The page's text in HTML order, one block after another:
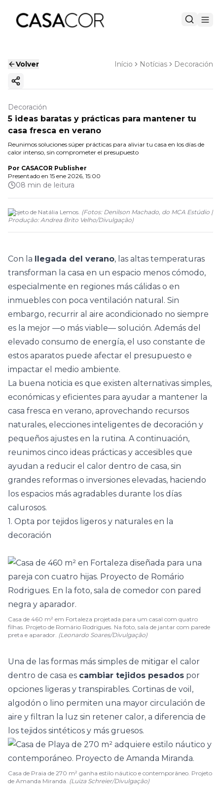
Volver Início Notícias Decoración
Copiar enlace
Decoración
5 ideas baratas y prácticas para mantener tu
casa fresca en verano
Reunimos soluciones súper prácticas para aliviar tu casa en los días de
calor intenso, sin comprometer el presupuesto
Por CASACOR Publisher
Presentado en 15 ene 2026, 15:00
08 min de leitura
Projeto de Natália Lemos. (Fotos: Denilson Machado, do MCA Estúdio |
Produção: Andrea Brito Velho/Divulgação)
Con la llegada del verano, las altas temperaturas
transforman la casa en un espacio menos cómodo,
especialmente en regiones más cálidas o en
inmuebles con poca ventilación natural. Sin
embargo, recurrir al aire acondicionado no siempre
es la mejor —o más viable— solución. Además del
elevado consumo de energía, el uso constante de
estos aparatos puede afectar el presupuesto e
impactar el medio ambiente.
La buena noticia es que existen alternativas simples,
económicas y eficientes para ayudar a mantener la
casa fresca en verano, aprovechando recursos
naturales, elecciones inteligentes de decoración y
pequeños ajustes en la rutina. A continuación,
reunimos cinco ideas prácticas y accesibles que
ayudan a reducir el calor dentro de casa, sin
grandes reformas o inversiones elevadas, haciendo
los espacios más agradables durante los días
calurosos.
1. Opta por tejidos ligeros y naturales en la
decoración
Casa de 460 m² em Fortaleza projetada para um casal com quatro
filhas. Projeto de Romário Rodrigues. Na foto, sala de jantar com parede
preta e aparador. (Leonardo Soares/Divulgação)
Una de las formas más simples de mitigar el calor
dentro de casa es cambiar tejidos pesados por
opciones ligeras y transpirables. Cortinas de voil,
algodón o lino permiten una mayor circulación de
aire y filtran la luz sin retener calor, a diferencia de
los tejidos sintéticos y más gruesos.
Casa de Praia de 270 m² ganha estilo náutico e contemporâneo. Projeto
de Amanda Miranda. (Luiza Schreier/Divulgação)